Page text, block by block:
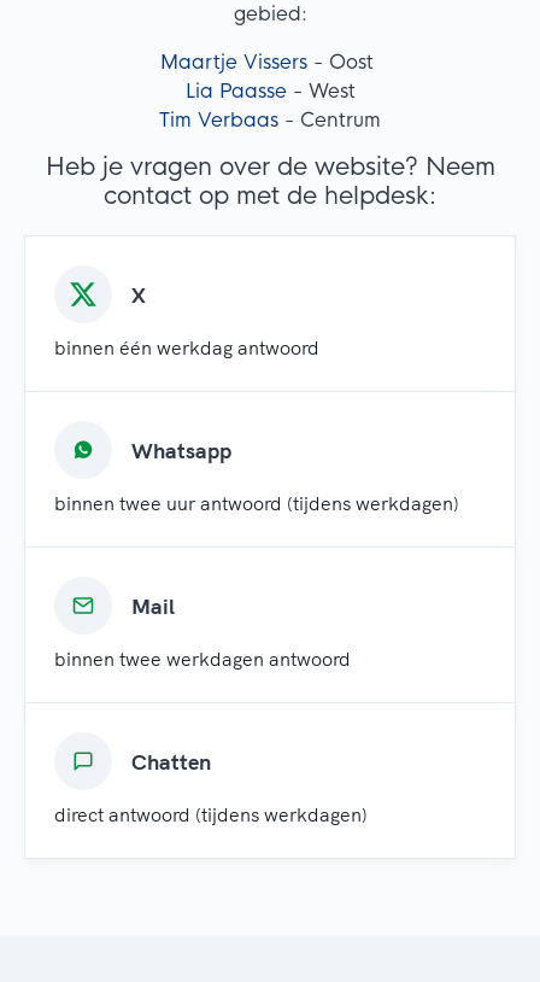
gebied:
Maartje Vissers - Oost
Lia Paasse- West
Tim Verbaas - Centrum
Heb je vragen over de website? Neem
contact op met de helpdesk:
X
binnen één werkdag antwoord
Whatsapp
binnen twee uur antwoord (tijdens werkdagen)
Mail
binnen twee werkdagen antwoord
Chatten
direct antwoord (tijdens werkdagen)